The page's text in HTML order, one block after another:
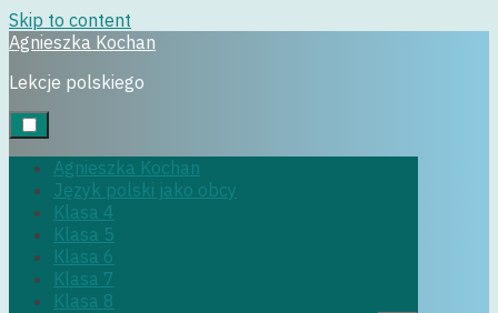
Skip to content
Agnieszka Kochan
Lekcje polskiego
Agnieszka Kochan
Język polski jako obcy
Klasa 4
Klasa 5
Klasa 6
Klasa 7
Klasa 8
klasa6